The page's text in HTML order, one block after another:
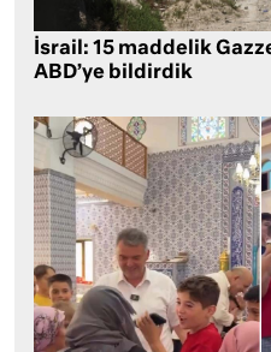
İsrail: 15 maddelik
ABD’ye bildirdik